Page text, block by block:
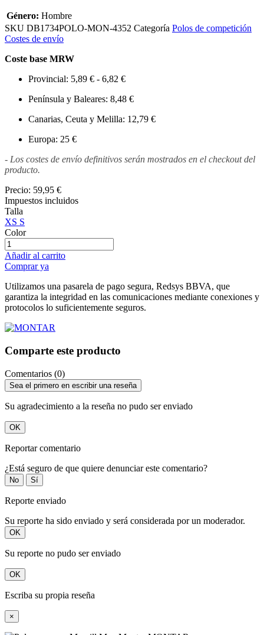
Género: Hombre
SKU DB1734POLO-MON-4352 Categoría Polos de competición
Costes de envío
Coste base MRW
Provincial: 5,89 € - 6,82 €
Península y Baleares: 8,48 €
Canarias, Ceuta y Melilla: 12,79 €
Europa: 25 €
- Los costes de envío definitivos serán mostrados en el checkout del
producto.
Precio: 59,95 €
Impuestos incluidos
Talla
XS S
Color
Añadir al carrito
Comprar ya
Utilizamos una pasarela de pago segura, Redsys BBVA, que
garantiza la integridad en las comunicaciones mediante conexiones y
protocolos lo suficientemente seguros.
Comparte este producto
Comentarios (0)
Sea el primero en escribir una reseña
Su agradecimiento a la reseña no pudo ser enviado
OK
Reportar comentario
¿Está seguro de que quiere denunciar este comentario?
No Sí
Reporte enviado
Su reporte ha sido enviado y será considerada por un moderador.
OK
Su reporte no pudo ser enviado
OK
Escriba su propia reseña
×